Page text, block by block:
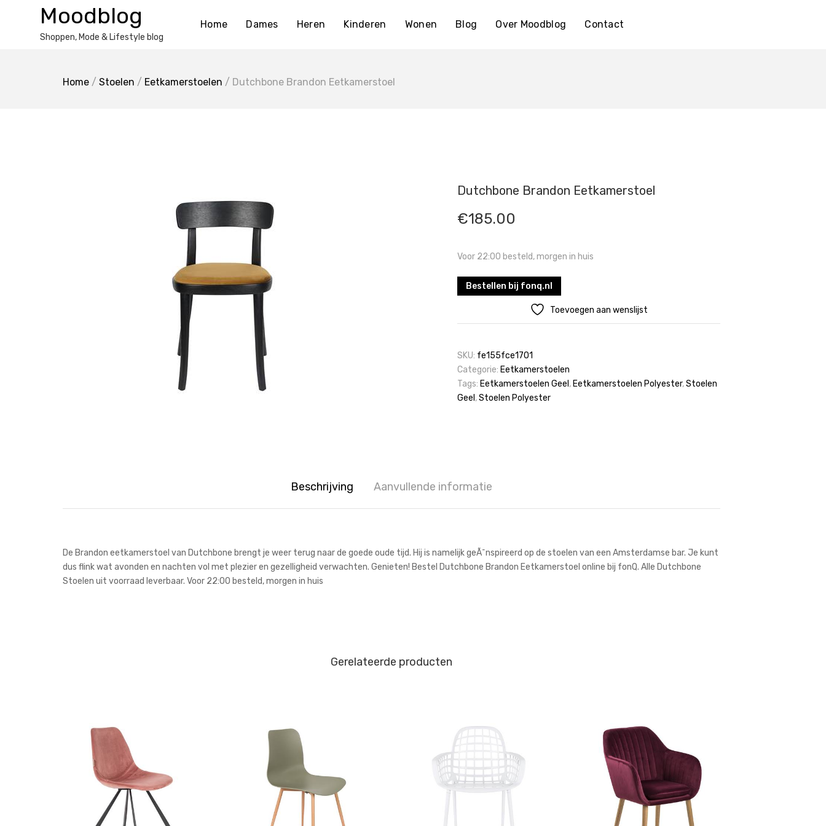
Moodblog
Shoppen, Mode & Lifestyle blog
Home Dames Heren Kinderen Wonen Blog Over Moodblog Contact
Home / Stoelen / Eetkamerstoelen / Dutchbone Brandon Eetkamerstoel
Dutchbone Brandon Eetkamerstoel
€185.00
Voor 22:00 besteld, morgen in huis
Bestellen bij fonq.nl
Toevoegen aan wenslijst
SKU: fe155fce1701
Categorie: Eetkamerstoelen
Tags: Eetkamerstoelen Geel , Eetkamerstoelen Polyester,Stoelen
Geel ,Stoelen Polyester
Beschrijving Aanvullende informatie
De Brandon eetkamerstoel van Dutchbone brengt je weer terug naar de goede oude tijd. Hij is namelijk geÃ¯nspireerd op de stoelen van een Amsterdamse bar. Je kunt
dus flink wat avonden en nachten vol met plezier en gezelligheid verwachten. Genieten! Bestel Dutchbone Brandon Eetkamerstoel online bij fonQ. Alle Dutchbone
Stoelen uit voorraad leverbaar. Voor 22:00 besteld, morgen in huis
Gerelateerde producten